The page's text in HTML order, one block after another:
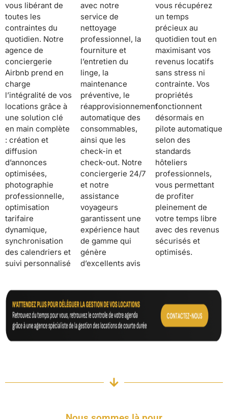
vous libérant de
toutes les
contraintes du
quotidien. Notre
agence de
conciergerie
Airbnb prend en
charge
l’intégralité de vos
locations grâce à
une solution clé
en main complète
: création et
diffusion
d’annonces
optimisées,
photographie
professionnelle,
optimisation
tarifaire
dynamique,
synchronisation
des calendriers et
suivi personnalisé
avec notre
service de
nettoyage
professionnel, la
fourniture et
l’entretien du
linge, la
maintenance
préventive, le
réapprovisionnement
automatique des
consommables,
ainsi que les
check-in et
check-out. Notre
conciergerie 24/7
et notre
assistance
voyageurs
garantissent une
expérience haut
de gamme qui
génère
d’excellents avis
vous récupérez
un temps
précieux au
quotidien tout en
maximisant vos
revenus locatifs
sans stress ni
contrainte. Vos
propriétés
fonctionnent
désormais en
pilote automatique
selon des
standards
hôteliers
professionnels,
vous permettant
de profiter
pleinement de
votre temps libre
avec des revenus
sécurisés et
optimisés.